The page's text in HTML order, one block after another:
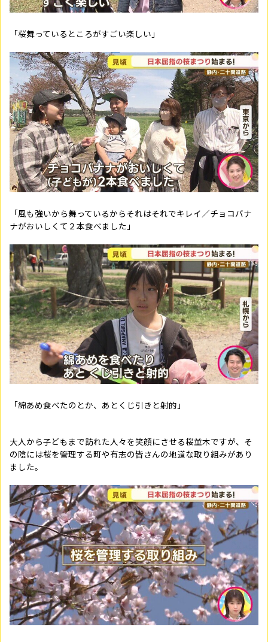
「桜舞っているところがすごい楽しい」
「風も強いから舞っているからそれはそれでキレイ／チョコバナ
ナがおいしくて２本食べました」
「綿あめ食べたのとか、あとくじ引きと射的」
大人から子どもまで訪れた人々を笑顔にさせる桜並木ですが、そ
の陰には桜を管理する町や有志の皆さんの地道な取り組みがあり
ました。